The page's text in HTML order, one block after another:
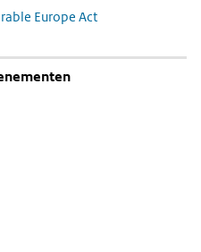
naar
Europe Act